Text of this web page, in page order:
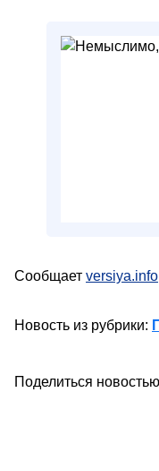
Сообщает versiya.info
Новость из рубрики:
Поделиться